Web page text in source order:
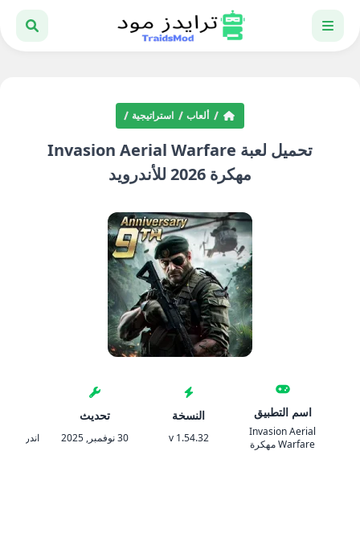
ألعاب استراتيجية
تحميل لعبة Invasion Aerial Warfare
مهكرة 2026 للأندرويد
اسم التطبيق
Invasion Aerial
Warfare مهكرة
النسخة
v 1.54.32
تحديث
30 نوفمبر, 2025 اندرويد 5.0 والأحدث